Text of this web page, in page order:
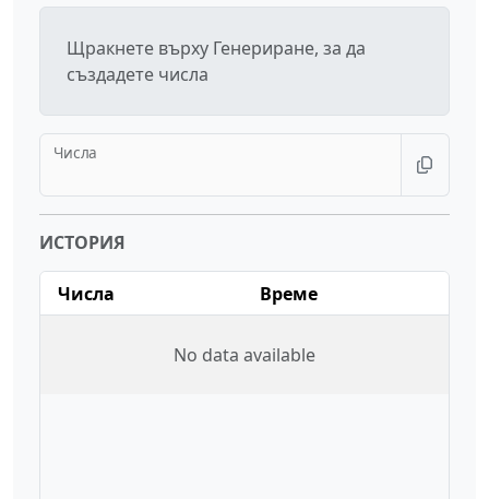
Щракнете върху Генериране, за да
създадете числа
Числа
ИСТОРИЯ
Числа Време
No data available